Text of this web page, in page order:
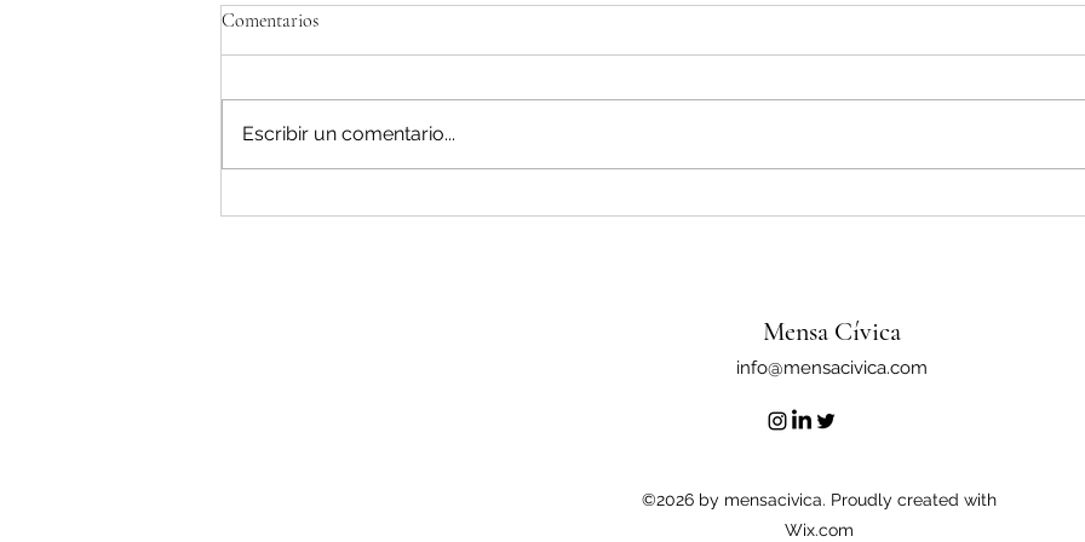
Comentarios
Escribir un comentario...
Mensa Cívica
info@mensacivica.com
©2026 by mensacivica. Proudly created with
Wix.com